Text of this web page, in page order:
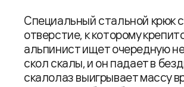
Специальный стальной крюк
отверстие, к которому
альпинист ищет очередную
скол скалы, и он падает в
скалолаз выигрывает массу